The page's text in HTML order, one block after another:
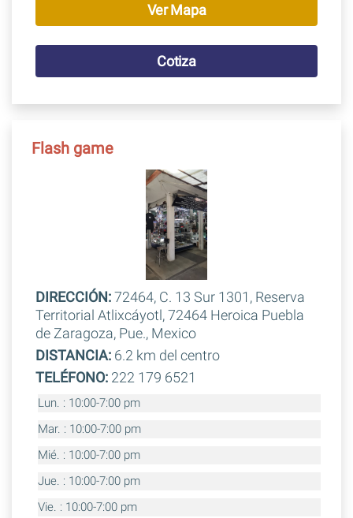
Ver Mapa
Cotiza
Flash game
DIRECCIÓN:72464, C. 13 Sur 1301, Reserva
Territorial Atlixcáyotl, 72464 Heroica Puebla
de Zaragoza, Pue., Mexico
DISTANCIA:6.2 km del centro
TELÉFONO:222 179 6521
Lun. : 10:00-7:00 pm
Mar. : 10:00-7:00 pm
Mié. : 10:00-7:00 pm
Jue. : 10:00-7:00 pm
Vie. : 10:00-7:00 pm